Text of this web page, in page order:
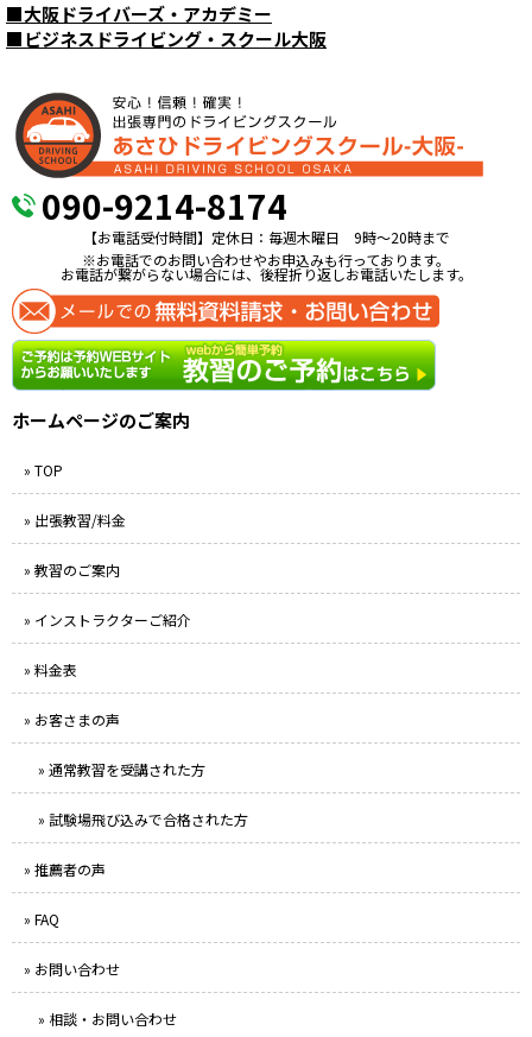
■大阪ドライバーズ・アカデミー
■ビジネスドライビング・スクール大阪
090-9214-8174
【お電話受付時間】定休日：毎週木曜日 9時〜20時まで
※お電話でのお問い合わせやお申込みも行っております。
お電話が繋がらない場合には、後程折り返しお電話いたします。
ホームページのご案内
» TOP
» 出張教習/料金
» 教習のご案内
» インストラクターご紹介
» 料金表
» お客さまの声
» 通常教習を受講された方
» 試験場飛び込みで合格された方
» 推薦者の声
» FAQ
» お問い合わせ
» 相談・お問い合わせ